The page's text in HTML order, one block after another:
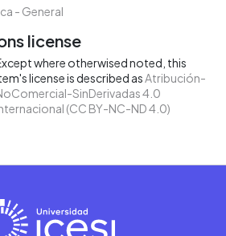
- General
license
where otherwised noted, this
license is described asAtribución-
SinDerivadas 4.0
(CC BY-NC-ND 4.0)